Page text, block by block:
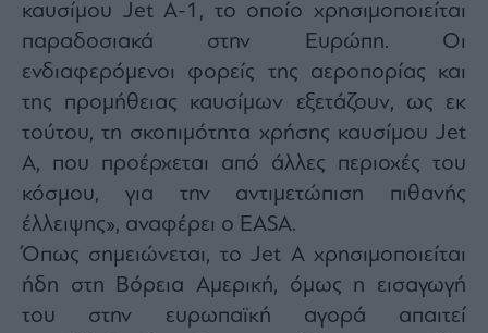
καυσίμου Jet A-1, το οποίο χρησιμοποιείται
παραδοσιακά στην Ευρώπη. Οι
ενδιαφερόμενοι φορείς της αεροπορίας και
της προμήθειας καυσίμων εξετάζουν, ως εκ
τούτου, τη σκοπιμότητα χρήσης καυσίμου Jet
A, που προέρχεται από άλλες περιοχές του
κόσμου, για την αντιμετώπιση πιθανής
έλλειψης», αναφέρει ο EASA.
Όπως σημειώνεται, το Jet A χρησιμοποιείται
ήδη στη Βόρεια Αμερική, όμως η εισαγωγή
του στην ευρωπαϊκή αγορά απαιτεί